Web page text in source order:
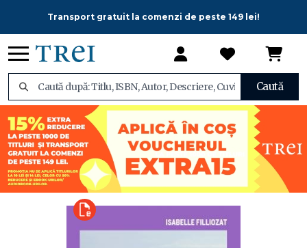
Transport gratuit la comenzi de peste 149 lei!
Caută